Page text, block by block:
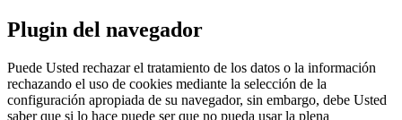
Plugin del navegador
Puede Usted rechazar el tratamiento de los datos o la información
rechazando el uso de cookies mediante la selección de la
configuración apropiada de su navegador, sin embargo, debe Usted
saber que si lo hace puede ser que no pueda usar la plena